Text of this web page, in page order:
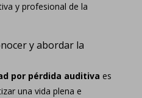
y profesional de la
y abordar la
por pérdida auditiva es
una vida plena e